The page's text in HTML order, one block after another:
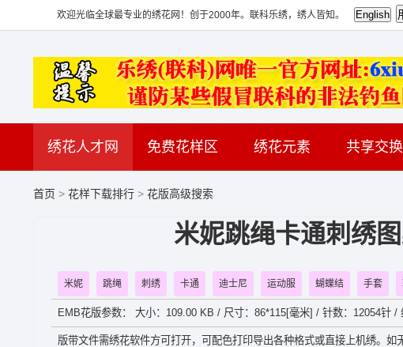
欢迎光临全球最专业的绣花网！创于2000年。联科乐绣，绣人皆知。
绣花人才网 免费花样区 绣花元素 共享交
首页 > 花样下载排行 > 花版高级搜索
米妮跳绳卡通刺绣
米妮 跳绳 刺绣 卡通 迪士尼 运动服 蝴蝶结 手套
EMB花版参数： 大小：109.00 KB / 尺寸：86*115[毫米] / 针数：12054针
版带文件需绣花软件方可打开，可配色打印导出各种格式或直接上机绣。如